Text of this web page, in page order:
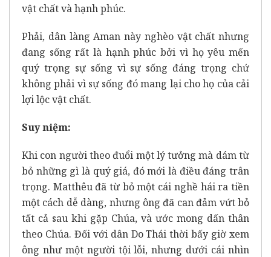
vật chất và hạnh phúc.
Phải, dân làng Aman này nghèo vật chất nhưng
đang sống rất là hạnh phúc bởi vì họ yêu mến
quý trọng sự sống vì sự sống đáng trọng chứ
không phải vì sự sống đó mang lại cho họ của cải
lợi lộc vật chất.
Suy niệm:
Khi con người theo đuổi một lý tưởng mà dám từ
bỏ những gì là quý giá, đó mới là điều đáng trân
trọng. Matthêu đã từ bỏ một cái nghề hái ra tiền
một cách dễ dàng, nhưng ông đã can đảm vứt bỏ
tất cả sau khi gặp Chúa, và ước mong dấn thân
theo Chúa. Đối với dân Do Thái thời bấy giờ xem
ông như một người tội lỗi, nhưng dưới cái nhìn